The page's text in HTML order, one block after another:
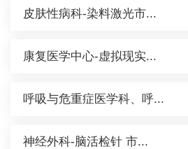
皮肤性病科-染料激光市...
康复医学中心-虚拟现实...
呼吸与危重症医学科、呼...
神经外科-脑活检针 市...